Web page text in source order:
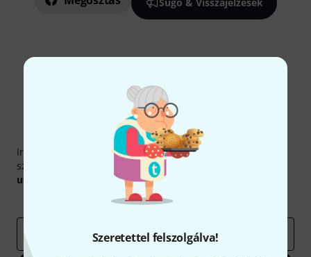
Szeretettel felszolgálva!
Thomann hírlevél
Iratkozz fel a Thomann angol nyelvű hírlevelére, és kis
szerencsével megnyerheted a50
utalvány
Inspiráló gondolatok